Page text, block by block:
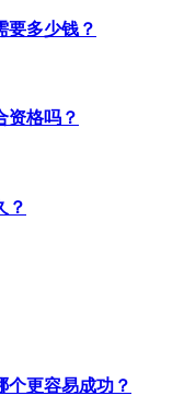
要多少钱？
资格吗？
？
个更容易成功？